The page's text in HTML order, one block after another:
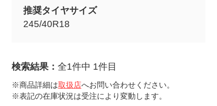
推奨タイヤサイズ
245/40R18
検索結果： 全1件中 1件目
※商品詳細は取扱店へお問い合わせください。
※表記の在庫状況は受注により変動します。